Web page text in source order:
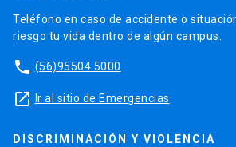
Teléfono en caso de accidente o
riesgo tu vida dentro de algún campus.
phone (56)95504 5000
launch Ir al sitio de Emergencias
DISCRIMINACIÓN Y VIOLENCIA